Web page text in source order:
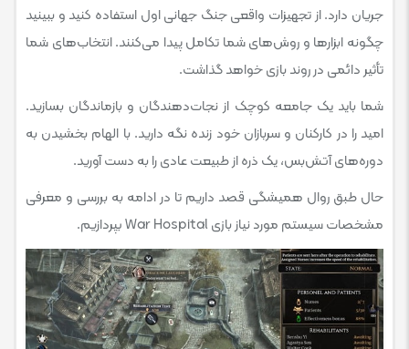
جریان دارد. از تجهیزات واقعی جنگ جهانی اول استفاده کنید و ببینید
چگونه ابزارها و روش‌های شما تکامل پیدا می‌کنند. انتخاب‌های شما
تأثیر دائمی در روند بازی خواهد گذاشت.
شما باید یک جامعه کوچک از نجات‌دهندگان و بازماندگان بسازید.
امید را در کارکنان و سربازان خود زنده نگه دارید. با الهام بخشیدن به
دوره‌های آتش‌بس، یک ذره از طبیعت عادی را به دست آورید.
حال طبق روال همیشگی قصد داریم تا در ادامه به بررسی و معرفی
مشخصات سیستم مورد نیاز بازی War Hospital بپردازیم.